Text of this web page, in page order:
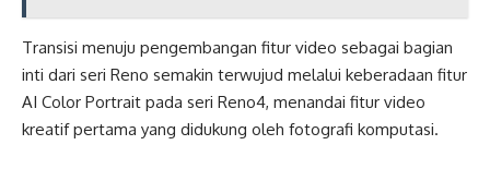
Transisi menuju pengembangan fitur video sebagai bagian
inti dari seri Reno semakin terwujud melalui keberadaan fitur
AI Color Portrait pada seri Reno4, menandai fitur video
kreatif pertama yang didukung oleh fotografi komputasi.